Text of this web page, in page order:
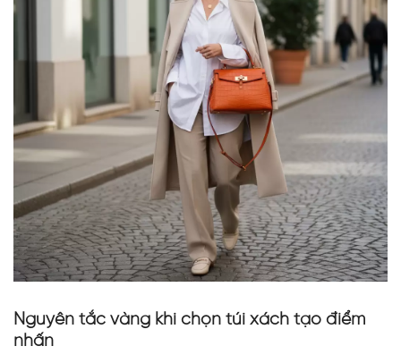
Nguyên tắc vàng khi chọn túi xách tạo điểm
nhấn